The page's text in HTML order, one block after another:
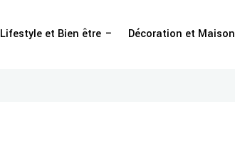
Lifestyle et Bien être Décoration et Maison